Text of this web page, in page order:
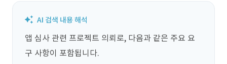
앱 심사 관련 프로젝트 의뢰로, 다음과 같은 주요 요
구 사항이 포함됩니다.